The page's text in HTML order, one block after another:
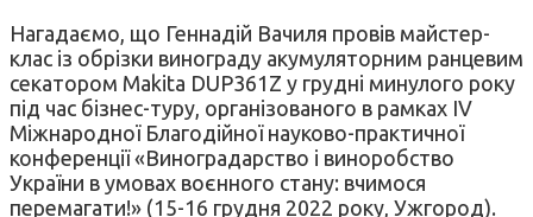
Нагадаємо, що Геннадій Вачиля провів майстер-
клас із обрізки винограду акумуляторним ранцевим
секатором Makita DUP361Z у грудні минулого року
під час бізнес-туру, організованого в рамках IV
Міжнародної Благодійної науково-практичної
конференції «Виноградарство і виноробство
України в умовах воєнного стану: вчимося
перемагати!» (15-16 грудня 2022 року, Ужгород).